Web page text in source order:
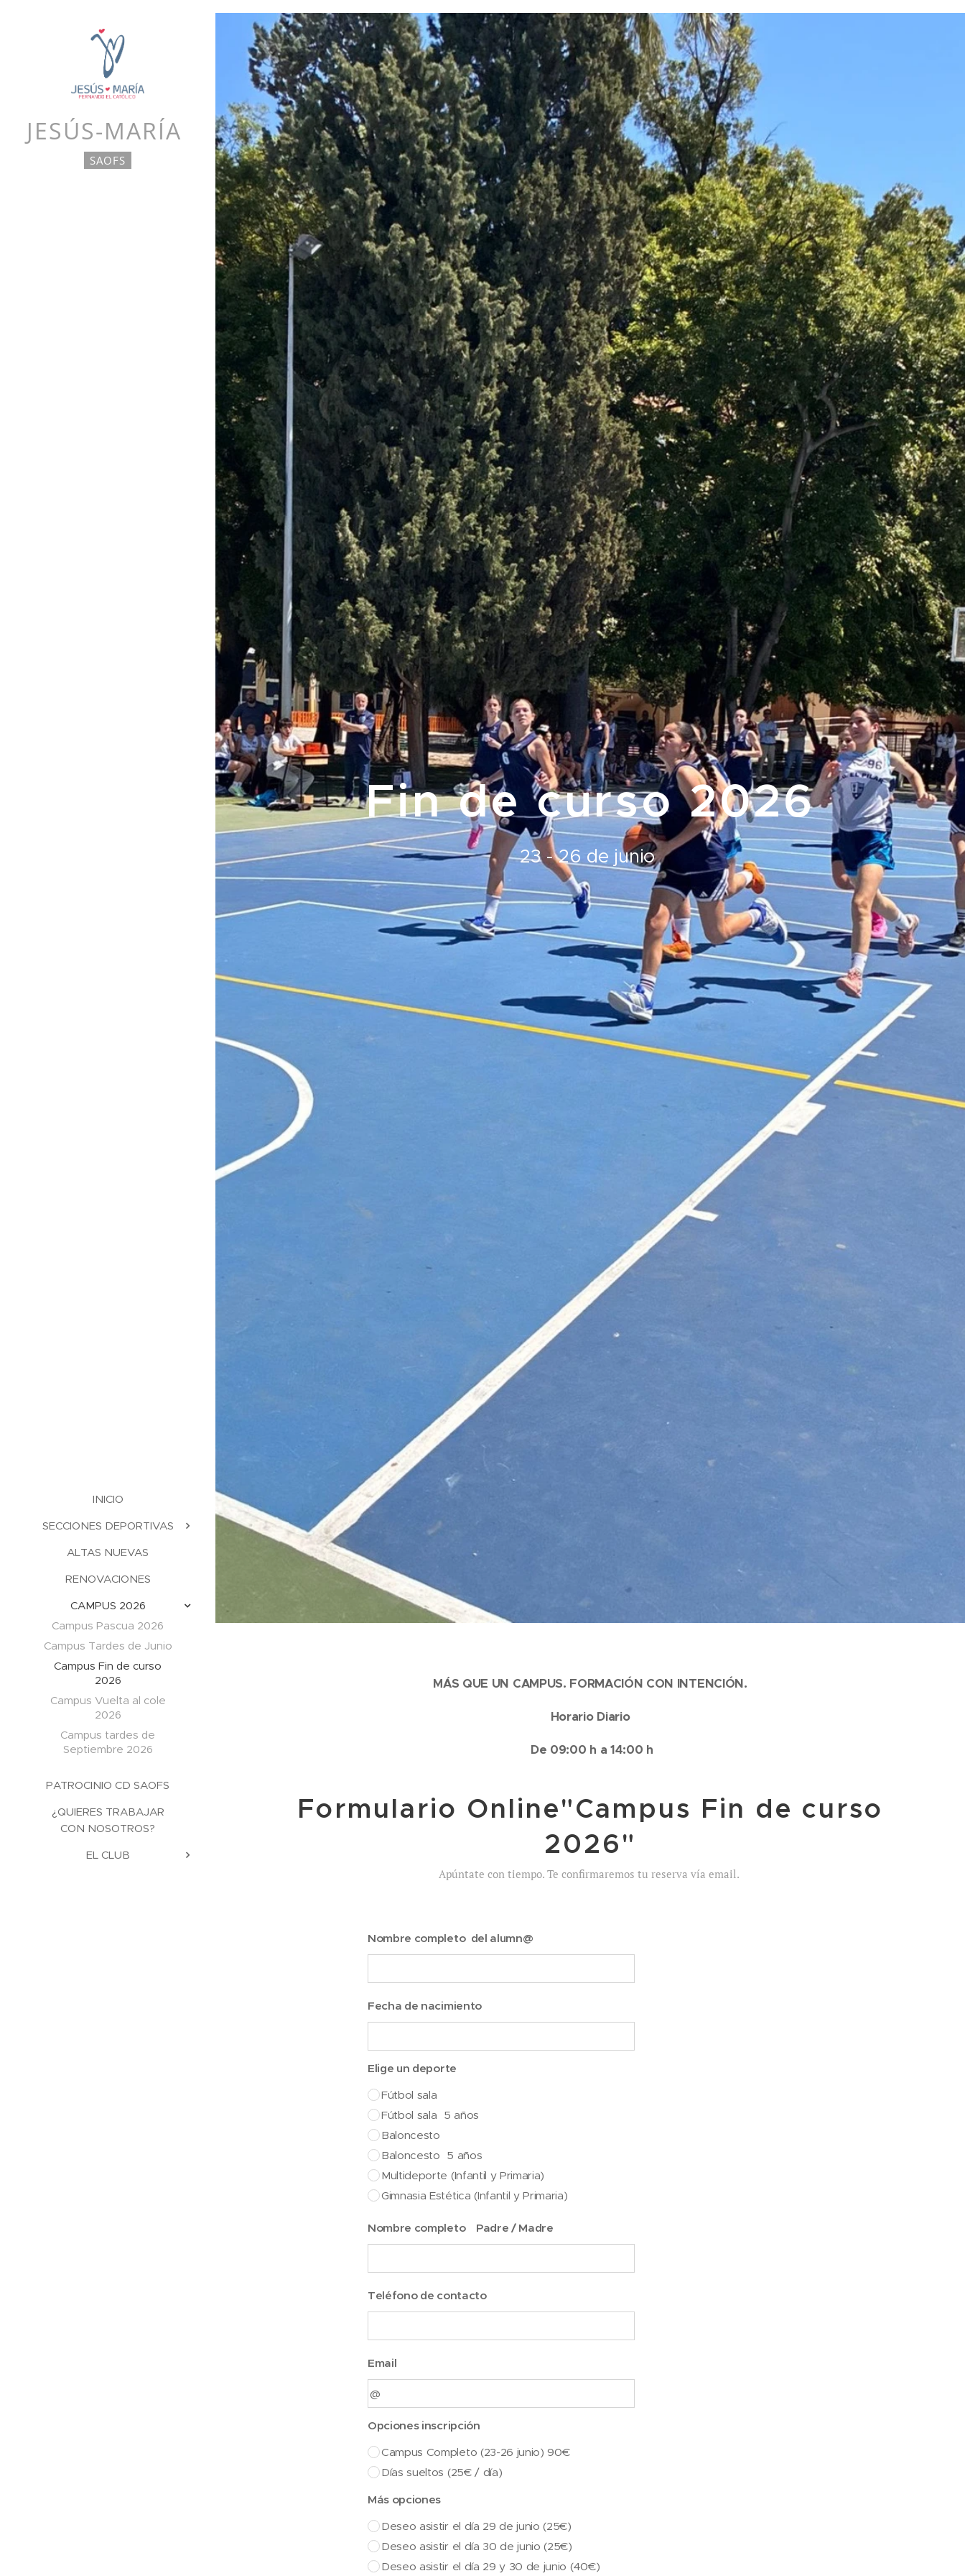
JESÚS-MARÍA
SAOFS
INICIO
SECCIONES DEPORTIVAS
ALTAS NUEVAS
RENOVACIONES
CAMPUS 2026
Campus Pascua 2026
Campus Tardes de Junio
Campus Fin de curso
2026
Campus Vuelta al cole
2026
Campus tardes de
Septiembre 2026
PATROCINIO CD SAOFS
¿QUIERES TRABAJAR
CON NOSOTROS?
EL CLUB
Fin de curso 2026
23 - 26 de junio
MÁS QUE UN CAMPUS. FORMACIÓN CON INTENCIÓN.
Horario Diario
De 09:00 h a 14:00 h
Formulario Online"Campus Fin de curso
2026"
Apúntate con tiempo. Te confirmaremos tu reserva vía email.
Nombre completo del alumn@
Fecha de nacimiento
Elige un deporte
Fútbol sala
Fútbol sala 5 años
Baloncesto
Baloncesto 5 años
Multideporte (Infantil y Primaria)
Gimnasia Estética (Infantil y Primaria)
Nombre completo Padre / Madre
Teléfono de contacto
Email
Opciones inscripción
Campus Completo (23-26 junio) 90€
Días sueltos (25€ / día)
Más opciones
Deseo asistir el día 29 de junio (25€)
Deseo asistir el día 30 de junio (25€)
Deseo asistir el día 29 y 30 de junio (40€)